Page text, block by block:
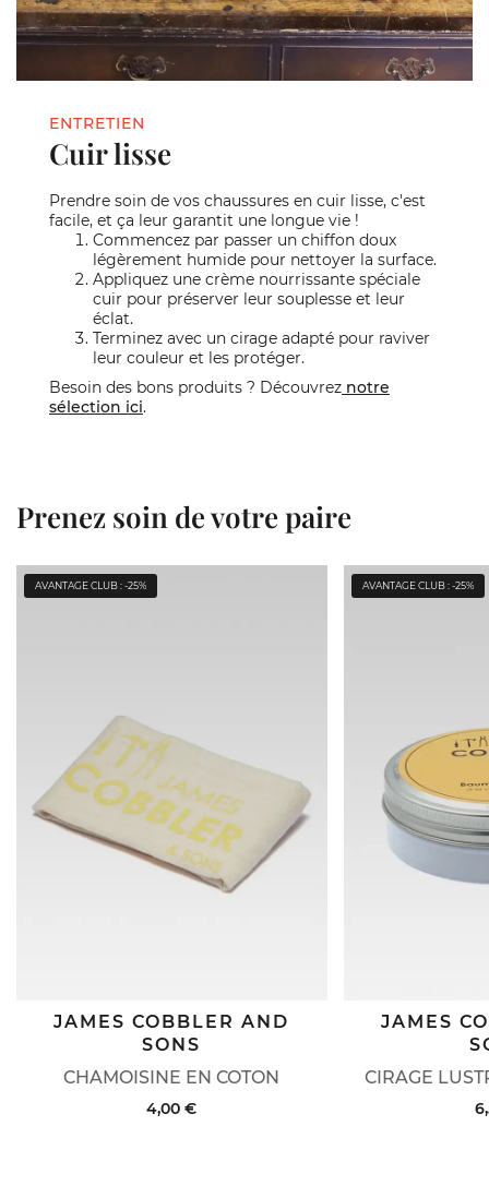
ENTRETIEN
Cuir lisse
Prendre soin de vos chaussures en cuir lisse, c'est
facile, et ça leur garantit une longue vie !
Commencez par passer un chiffon doux
légèrement humide pour nettoyer la surface.
Appliquez une crème nourrissante spéciale
cuir pour préserver leur souplesse et leur
éclat.
Terminez avec un cirage adapté pour raviver
leur couleur et les protéger.
Besoin des bons produits ? Découvrez notre
sélection ici.
Prenez soin de votre paire
AVANTAGE CLUB : -25%
CHAMOISINE EN COTON
JAMES COBBLER AND
SONS
4,00 €
AVANTAGE CLUB : -25%
CIRAGE
JAMES